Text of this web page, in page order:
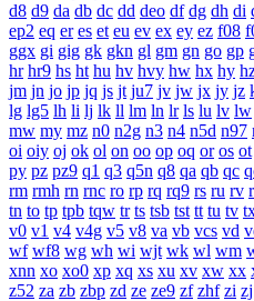
d8 d9 da db dc dd deo df dg dh di
ep2 eq er es et eu ev ex ey ez f08
ggx gi gig gk gkn gl gm gn go gp
hr hr9 hs ht hu hv hvy hw hx hy
jm jn jo jp jq js jt ju7 jv jw jx jy jz
lg lg5 lh li lj lk ll lm ln lr ls lu lv lw
mw my mz n0 n2g n3 n4 n5d n97
oi oiy oj ok ol on oo op oq or os ot
py pz pz9 q1 q3 q5n q8 qa qb qc
rm rmh rn rnc ro rp rq rq9 rs ru rv
tn to tp tpb tqw tr ts tsb tst tt tu tv
v0 v1 v4 v4g v5 v8 va vb vcs vd
wf wf8 wg wh wi wjt wk wl wm
xnn xo xo0 xp xq xs xu xv xw xx
z52 za zb zbp zd ze ze9 zf zhf zi zj